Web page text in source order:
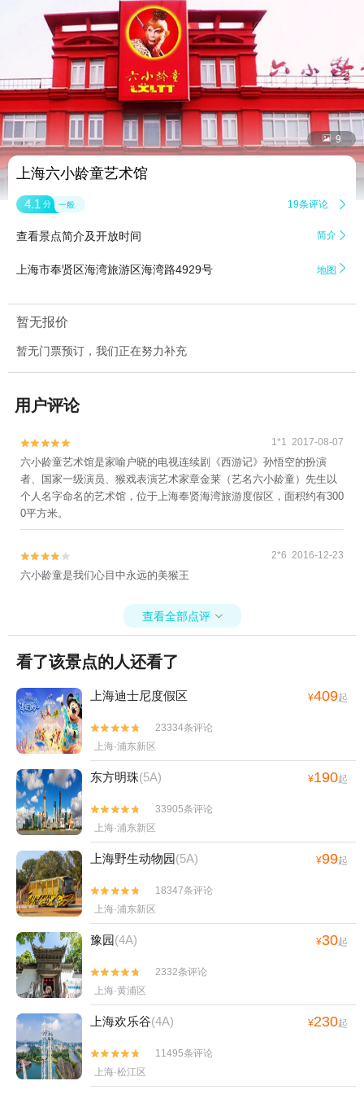
 9
上海六小龄童艺术馆
4.1 分 一般 19条评论 
查看景点简介及开放时间 简介 
上海市奉贤区海湾旅游区海湾路4929号 地图 
暂无报价
暂无门票预订，我们正在努力补充
用户评论

 1*1 2017-08-07
六小龄童艺术馆是家喻户晓的电视连续剧《西游记》孙悟空的扮演
者、国家一级演员、猴戏表演艺术家章金莱（艺名六小龄童）先生以
个人名字命名的艺术馆，位于上海奉贤海湾旅游度假区，面积约有300
0平方米。

 2*6 2016-12-23
六小龄童是我们心目中永远的美猴王
查看全部点评 
看了该景点的人还看了
上海迪士尼度假区 ¥409起


23334条评论
上海·浦东新区
东方明珠(5A) ¥190起


33905条评论
上海·浦东新区
上海野生动物园(5A) ¥99起


18347条评论
上海·浦东新区
豫园(4A) ¥30起


2332条评论
上海·黄浦区
上海欢乐谷(4A) ¥230起


11495条评论
上海·松江区